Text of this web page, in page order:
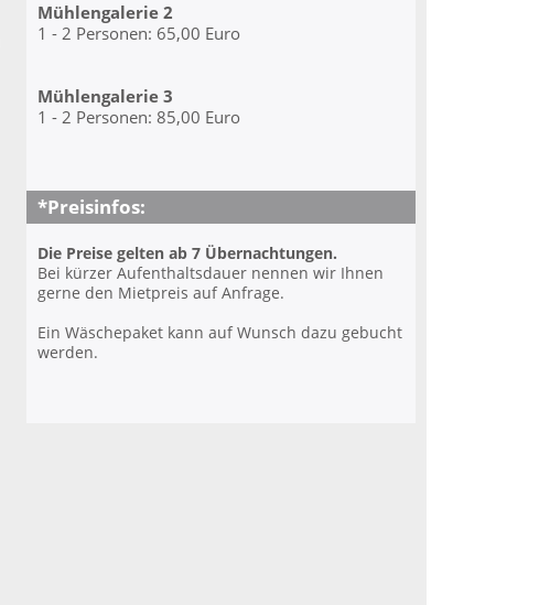
Mühlengalerie 2
1 - 2 Personen: 65,00 Euro
Mühlengalerie 3
1 - 2 Personen: 85,00 Euro
*Preisinfos:
Die Preise gelten ab 7 Übernachtungen.
Bei kürzer Aufenthaltsdauer nennen wir Ihnen
gerne den Mietpreis auf Anfrage.
Ein Wäschepaket kann auf Wunsch dazu gebucht
werden.